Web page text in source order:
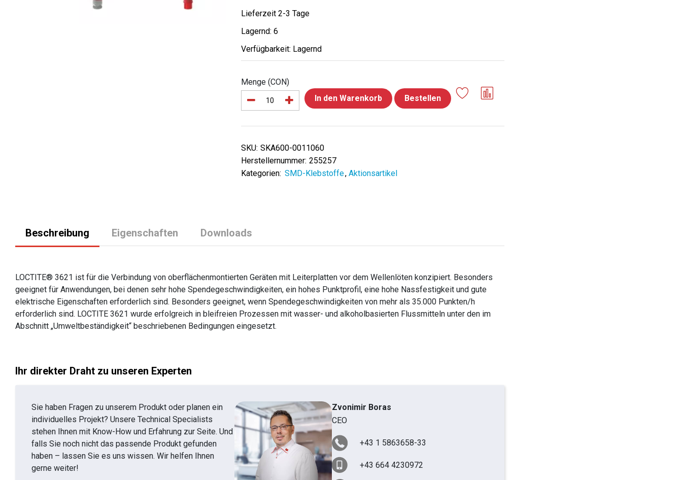
Lieferzeit 2-3 Tage
Lagernd: 6
Verfügbarkeit: Lagernd
Menge (CON)
In den Warenkorb
Bestellen
SKU: SKA600-0011060
Herstellernummer: 255257
Kategorien: SMD-Klebstoffe, Aktionsartikel
Beschreibung Eigenschaften Downloads
LOCTITE® 3621 ist für die Verbindung von oberflächenmontierten Geräten mit Leiterplatten vor dem Wellenlöten konzipiert. Besonders
geeignet für Anwendungen, bei denen sehr hohe Spendegeschwindigkeiten, ein hohes Punktprofil, eine hohe Nassfestigkeit und gute
elektrische Eigenschaften erforderlich sind. Besonders geeignet, wenn Spendegeschwindigkeiten von mehr als 35.000 Punkten/h
erforderlich sind. LOCTITE 3621 wurde erfolgreich in bleifreien Prozessen mit wasser- und alkoholbasierten Flussmitteln unter den im
Abschnitt „Umweltbeständigkeit“ beschriebenen Bedingungen eingesetzt.
Ihr direkter Draht zu unseren Experten
Sie haben Fragen zu unserem Produkt oder planen ein
individuelles Projekt? Unsere Technical Specialists
stehen Ihnen mit Know-How und Erfahrung zur Seite. Und
falls Sie noch nicht das passende Produkt gefunden
haben – lassen Sie es uns wissen. Wir helfen Ihnen
gerne weiter!
Zvonimir Boras
CEO
+43 1 5863658-33
+43 664 4230972